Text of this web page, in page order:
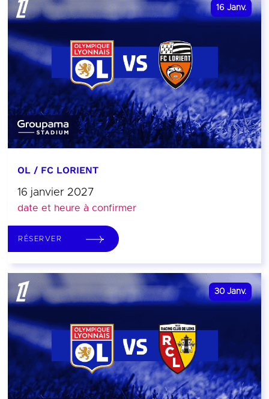
16 Janv.
OL / FC LORIENT
16 janvier 2027
date et heure à confirmer
RÉSERVER
30 Janv.